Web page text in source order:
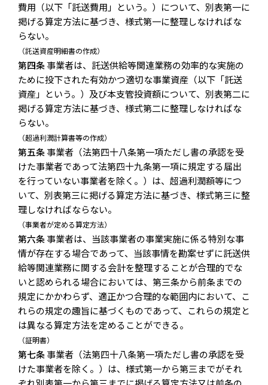
費用（以下「託送費用」という。）について、別表第一に
掲げる算定方法に基づき、様式第一に整理しなければな
らない。
（託送資産明細書の作成）
第四条事業者は、託送供給等関連業務の効率的な実施の
ために投下された有効かつ適切な事業資産（以下「託送
資産」という。）及び本支管投資額について、別表第二に
掲げる算定方法に基づき、様式第二に整理しなければな
らない。
（超過利潤計算書等の作成）
第五条事業者（法第四十八条第一項ただし書の承認を受
けた事業者であって法第四十九条第一項に規定する届出
を行っていない事業者を除く。）は、超過利潤額等につ
いて、別表第三に掲げる算定方法に基づき、様式第三に整
理しなければならない。
（事業者が定める算定方法）
第六条事業者は、当該事業者の事業実施に係る特別な事
情が存在する場合であって、当該事情を勘案せずに託送供
給等関連業務に関する会計を整理することが合理的でな
いと認められる場合においては、第三条から前条までの
規定にかかわらず、適正かつ合理的な範囲内において、こ
れらの規定の趣旨に基づくものであって、これらの規定と
は異なる算定方法を定めることができる。
（証明書）
第七条事業者（法第四十八条第一項ただし書の承認を受
けた事業者を除く。）は、様式第一から第三までがそれ